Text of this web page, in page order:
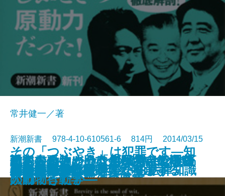
経団連―落日の財界総本山―
「超常現象」を本気で科学する
その「つぶやき」は犯罪です―知
らないとマズいネットの法律知識
―
風通しのいい生き方
働かないオジサンの給料はなぜ高
いのか―人事評価の真実―
だから日本はズレている
「ストーカー」は何を考えている
か
頭の悪い日本語
東大教授
誰も書かなかった自民党―総理の
登竜門「青年局」の研究―
常井健一／著
新潮新書 978-4-10-610561-6 814円 2014/03/15
新書電子書籍あり
4割は打てる！
とまらない
戦犯の孫―「日本人」はいかに裁
かれてきたか―
ヒト、動物に会う―コバヤシ教授
の動物行動学―
日本人のための「集団的自衛権」
入門
資格を取ると貧乏になります
日本版NSCとは何か
仏像鑑賞入門
正義の偽装
心を操る文章術